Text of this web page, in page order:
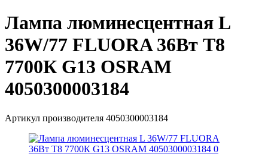
Лампа люминесцентная L
36W/77 FLUORA 36Вт T8
7700К G13 OSRAM
4050300003184
Артикул производителя 4050300003184